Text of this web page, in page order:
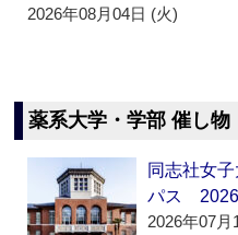
2026年08月04日 (火)
薬系大学・学部 催し物
同志社女
パス
2026年07月